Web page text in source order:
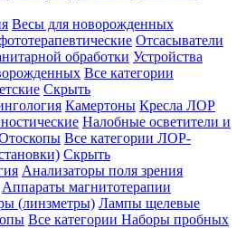
Весы для новорожденных
Отсасыватели
обработки Устройства
Все категории
Скрыть
Камертоны Кресла ЛОР
Налобные осветители и
Все категории ЛОР-
Скрыть
Анализаторы поля зрения
Аппараты магнитотерапии
(линзметры) Лампы щелевые
Все категории Наборы пробных